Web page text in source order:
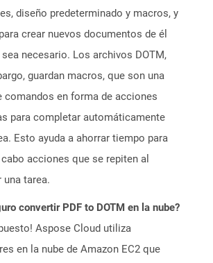
diseño predeterminado y macros, y
crear nuevos documentos de él
necesario. Los archivos DOTM,
guardan macros, que son una
comandos en forma de acciones
para completar automáticamente
Esto ayuda a ahorrar tiempo para
cabo acciones que se repiten al
una tarea.
convertir PDF to DOTM en la nube?
Aspose Cloud utiliza
en la nube de Amazon EC2 que